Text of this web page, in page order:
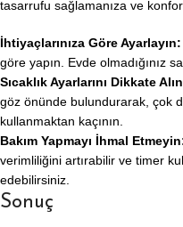
tasarrufu sağlamanıza ve
İhtiyaçlarınıza Göre Ayarlayın:
göre yapın. Evde olmadığınız
Sıcaklık Ayarlarını Dikkate
göz önünde bulundurarak, çok
kullanmaktan kaçının.
Bakım Yapmayı İhmal
verimliliğini artırabilir ve timer
edebilirsiniz.
Sonuç